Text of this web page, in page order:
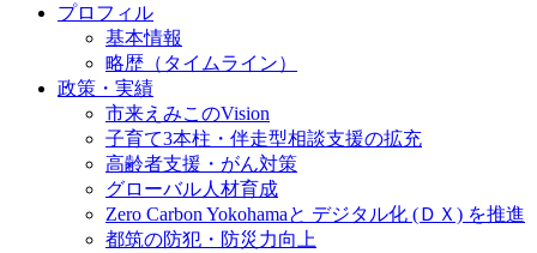
プロフィル
基本情報
略歴（タイムライン）
政策・実績
市来えみこのVision
子育て3本柱・伴走型相談支援の拡充
高齢者支援・がん対策
グローバル人材育成
Zero Carbon Yokohamaと デジタル化 (ＤＸ) を推進
都筑の防犯・防災力向上